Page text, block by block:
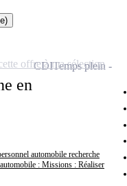
en
automobile recherche
: Missions : Réaliser
CDITemps plein
offre à ma sélection